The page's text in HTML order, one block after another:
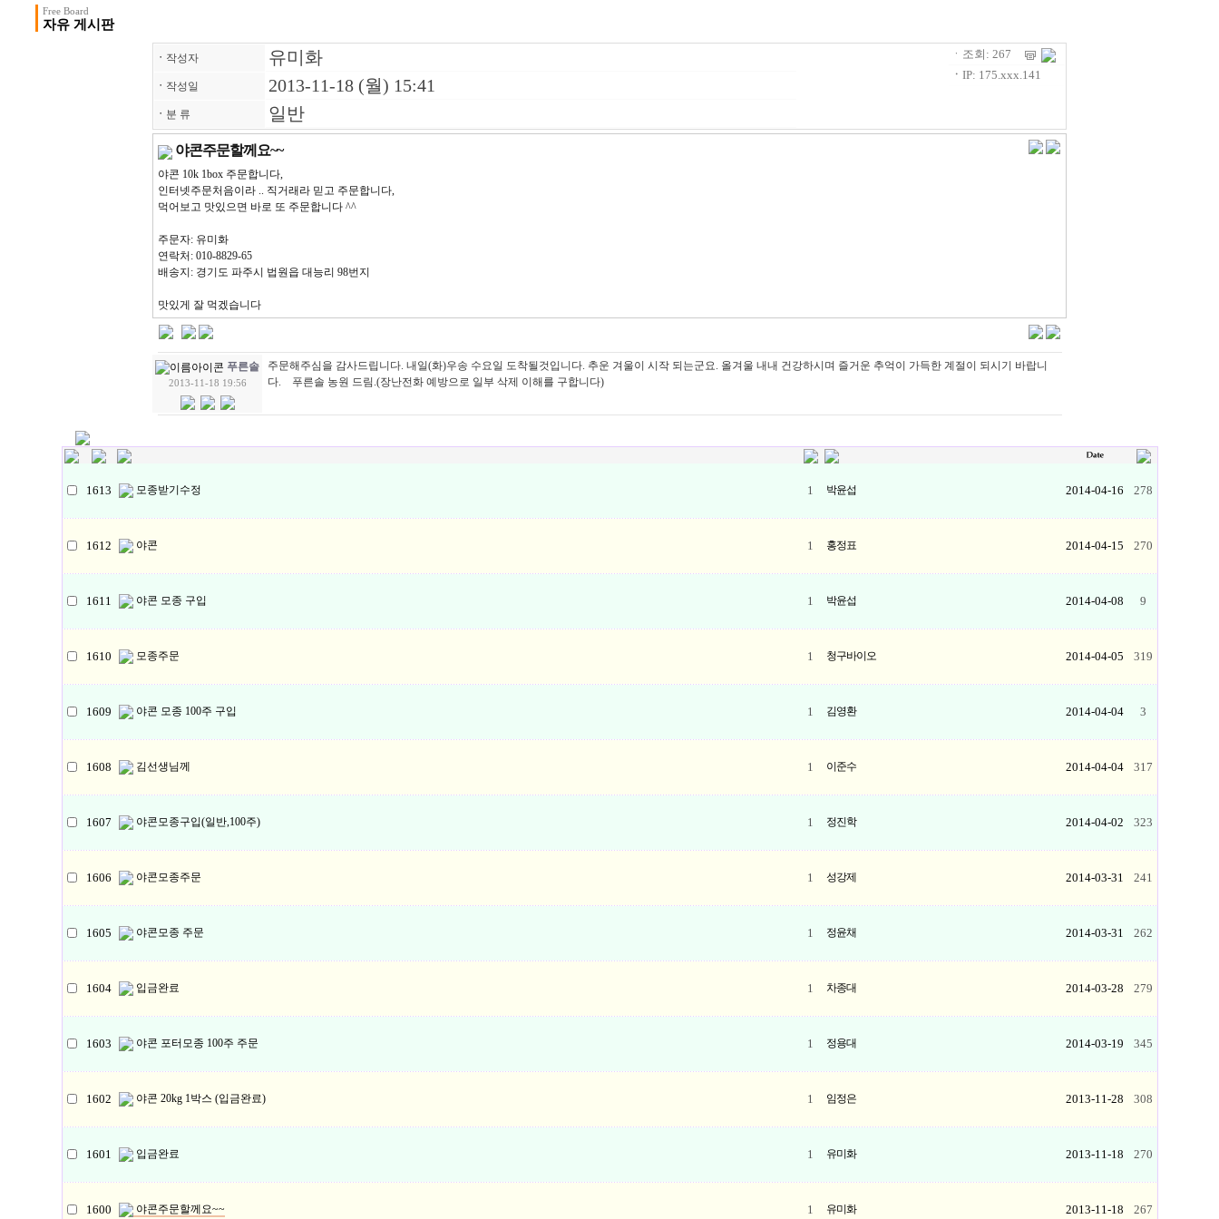
Free Board
자유 게시판
ㆍ 작성자 유미화
ㆍ 작성일 2013-11-18 (월) 15:41
ㆍ 분 류 일반
ㆍ조회: 267
ㆍ IP: 175.xxx.141
야콘주문할께요~~
야콘 10k 1box 주문합니다,
인터넷주문처음이라 .. 직거래라 믿고 주문합니다,
먹어보고 맛있으면 바로 또 주문합니다 ^^
주문자: 유미화
연락처: 010-8829-65
배송지: 경기도 파주시 법원읍 대능리 98번지
맛있게 잘 먹겠습니다
푸른솔
2013-11-18 19:56
주문해주심을 감사드립니다. 내일(화)우송 수요일 도착될것입니다. 추운 겨울이 시작 되는군요. 올겨울 내내 건강하시며 즐거운 추억이 가득한 계절이 되시기 바랍니
다. 푸른솔 농원 드림.(장난전화 예방으로 일부 삭제 이해를 구합니다)
1613 모종받기수정 1 박윤섭 2014-04-16 278
1612 야콘 1 홍정표 2014-04-15 270
1611 야콘 모종 구입 1 박윤섭 2014-04-08 9
1610 모종주문 1 청구바이오 2014-04-05 319
1609 야콘 모종 100주 구입 1 김영환 2014-04-04 3
1608 김선생님께 1 이준수 2014-04-04 317
1607 야콘모종구입(일반,100주) 1 정진학 2014-04-02 323
1606 야콘모종주문 1 성강제 2014-03-31 241
1605 야콘모종 주문 1 정윤채 2014-03-31 262
1604 입금완료 1 차종대 2014-03-28 279
1603 야콘 포터모종 100주 주문 1 정용대 2014-03-19 345
1602 야콘 20kg 1박스 (입금완료) 1 임정은 2013-11-28 308
1601 입금완료 1 유미화 2013-11-18 270
1600 야콘주문할께요~~ 1 유미화 2013-11-18 267